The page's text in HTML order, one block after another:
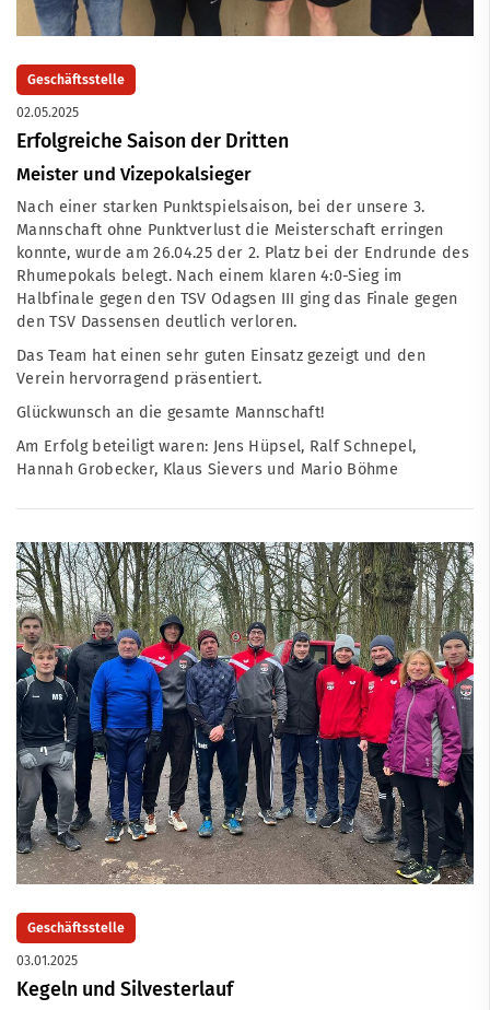
Geschäftsstelle
02.05.2025
Erfolgreiche Saison der Dritten
Meister und Vizepokalsieger
Nach einer starken Punktspielsaison, bei der unsere 3.
Mannschaft ohne Punktverlust die Meisterschaft erringen
konnte, wurde am 26.04.25 der 2. Platz bei der Endrunde des
Rhumepokals belegt. Nach einem klaren 4:0-Sieg im
Halbfinale gegen den TSV Odagsen III ging das Finale gegen
den TSV Dassensen deutlich verloren.
Das Team hat einen sehr guten Einsatz gezeigt und den
Verein hervorragend präsentiert.
Glückwunsch an die gesamte Mannschaft!
Am Erfolg beteiligt waren: Jens Hüpsel, Ralf Schnepel,
Hannah Grobecker, Klaus Sievers und Mario Böhme
Geschäftsstelle
03.01.2025
Kegeln und Silvesterlauf